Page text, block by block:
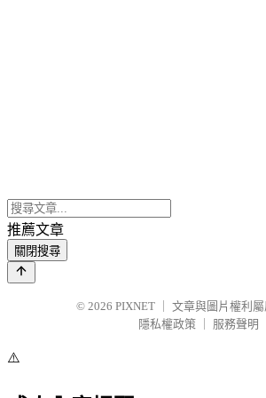
推薦文章
關閉搜尋
© 2026 PIXNET
文章與圖片權利
隱私權政策
服務聲明
⚠️